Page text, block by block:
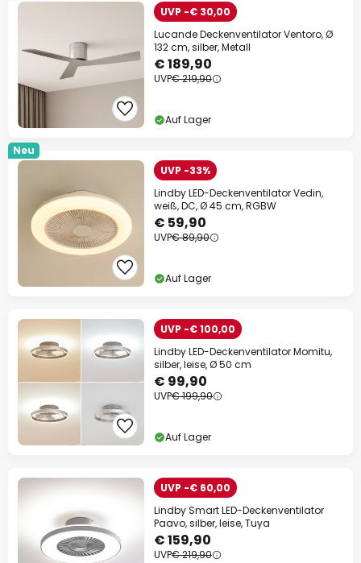
UVP -€ 30,00
Lucande Deckenventilator Ventoro, Ø
132 cm, silber, Metall
€ 189,90
UVP€ 219,90
Auf Lager
Neu
UVP -33%
Lindby LED-Deckenventilator Vedin,
weiß, DC, Ø 45 cm, RGBW
€ 59,90
UVP€ 89,90
Auf Lager
UVP -€ 100,00
Lindby LED-Deckenventilator Momitu,
silber, leise, Ø 50 cm
€ 99,90
UVP€ 199,90
Auf Lager
UVP -€ 60,00
Lindby Smart LED-Deckenventilator
Paavo, silber, leise, Tuya
€ 159,90
UVP€ 219,90